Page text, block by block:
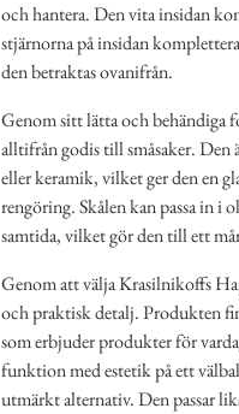
och hantera. Den vita insidan
stjärnorna på insidan
den betraktas ovanifrån.
Genom sitt lätta och behändiga
alltifrån godis till småsaker.
eller keramik, vilket ger den en
rengöring. Skålen kan passa in
samtida, vilket gör den till ett
Genom att välja Krasilnikoffs
och praktisk detalj. Produkten
som erbjuder produkter för
funktion med estetik på ett
utmärkt alternativ. Den passar